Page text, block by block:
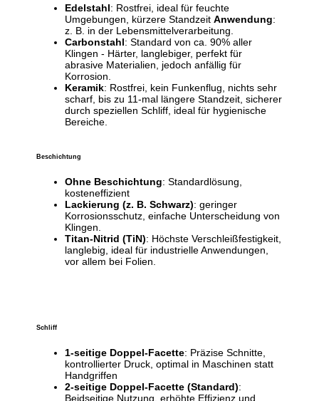
Edelstahl: Rostfrei, ideal für feuchte
Umgebungen, kürzere StandzeitAnwendung:
z. B. in der Lebensmittelverarbeitung.
Carbonstahl: Standard von ca. 90% aller
Klingen - Härter, langlebiger, perfekt für
abrasive Materialien, jedoch anfällig für
Korrosion.
Keramik: Rostfrei, kein Funkenflug, nichts sehr
scharf, bis zu 11-mal längere Standzeit, sicherer
durch speziellen Schliff, ideal für hygienische
Bereiche.
Beschichtung
Ohne Beschichtung: Standardlösung,
kosteneffizient
Lackierung (z. B. Schwarz): geringer
Korrosionsschutz, einfache Unterscheidung von
Klingen.
Titan-Nitrid (TiN): Höchste Verschleißfestigkeit,
langlebig, ideal für industrielle Anwendungen,
vor allem bei Folien.
Schliff
1-seitige Doppel-Facette: Präzise Schnitte,
kontrollierter Druck, optimal in Maschinen statt
Handgriffen
2-seitige Doppel-Facette (Standard):
Beidseitige Nutzung, erhöhte Effizienz und